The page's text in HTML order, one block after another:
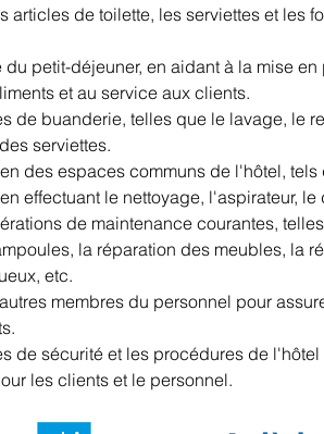
articles de toilette, les serviettes et les
petit-déjeuner, en aidant à la mise
et au service aux clients.
de buanderie, telles que le lavage, le
serviettes.
des espaces communs de l'hôtel, tels
effectuant le nettoyage, l'aspirateur,
de maintenance courantes,
la réparation des meubles, la
etc.
membres du personnel pour
de sécurité et les procédures de
les clients et le personnel.